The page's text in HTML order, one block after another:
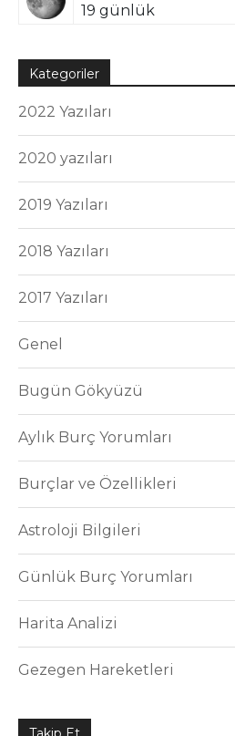
19 günlük
Kategoriler
2022 Yazıları
2020 yazıları
2019 Yazıları
2018 Yazıları
2017 Yazıları
Genel
Bugün Gökyüzü
Aylık Burç Yorumları
Burçlar ve Özellikleri
Astroloji Bilgileri
Günlük Burç Yorumları
Harita Analizi
Gezegen Hareketleri